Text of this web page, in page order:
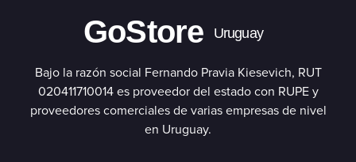
GoStore Uruguay
Bajo la razón social Fernando Pravia Kiesevich, RUT
020411710014 es proveedor del estado con RUPE y
proveedores comerciales de varias empresas de nivel
en Uruguay.